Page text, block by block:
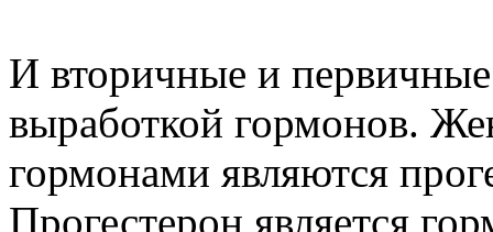
И вторичные и
выработкой гормонов.
гормонами являются
Прогестерон является